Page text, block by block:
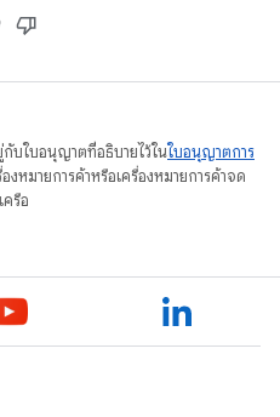
กับใบอนุญาตที่อธิบายไว้ในใบอนุญาตการ
หมายการค้าหรือเครื่องหมายการค้าจด
รือ